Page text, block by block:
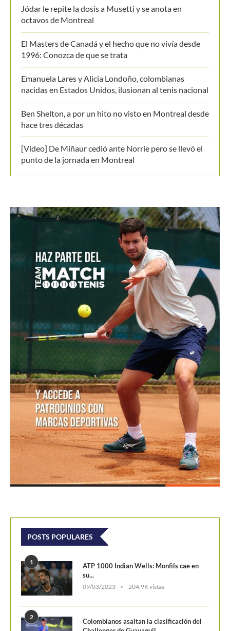
Jódar le repite la dosis a Musetti y se anota en
octavos de Montreal
El Masters de Canadá y el hecho que no vivía desde
1996: Conozca de que se trata
Emanuela Lares y Alicia Londoño, colombianas
nacidas en Estados Unidos, ilusionan al tenis nacional
Ben Shelton, a por un hito no visto en Montreal desde
hace tres décadas
[Video] De Miñaur cedió ante Norrie pero se llevó el
punto de la jornada en Montreal
POSTS POPULARES
1
ATP 1000 Indian Wells: Monfils cae en
su...
09/03/2023 204,9K vistas
2
Colombianos asaltan la clasificación del